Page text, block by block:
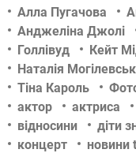
Алла Пугачова
Анджеліна Джолі
Голлівуд
Кейт
Наталія
Тіна Кароль
актор
актриса
відносини
діти
концерт
новини